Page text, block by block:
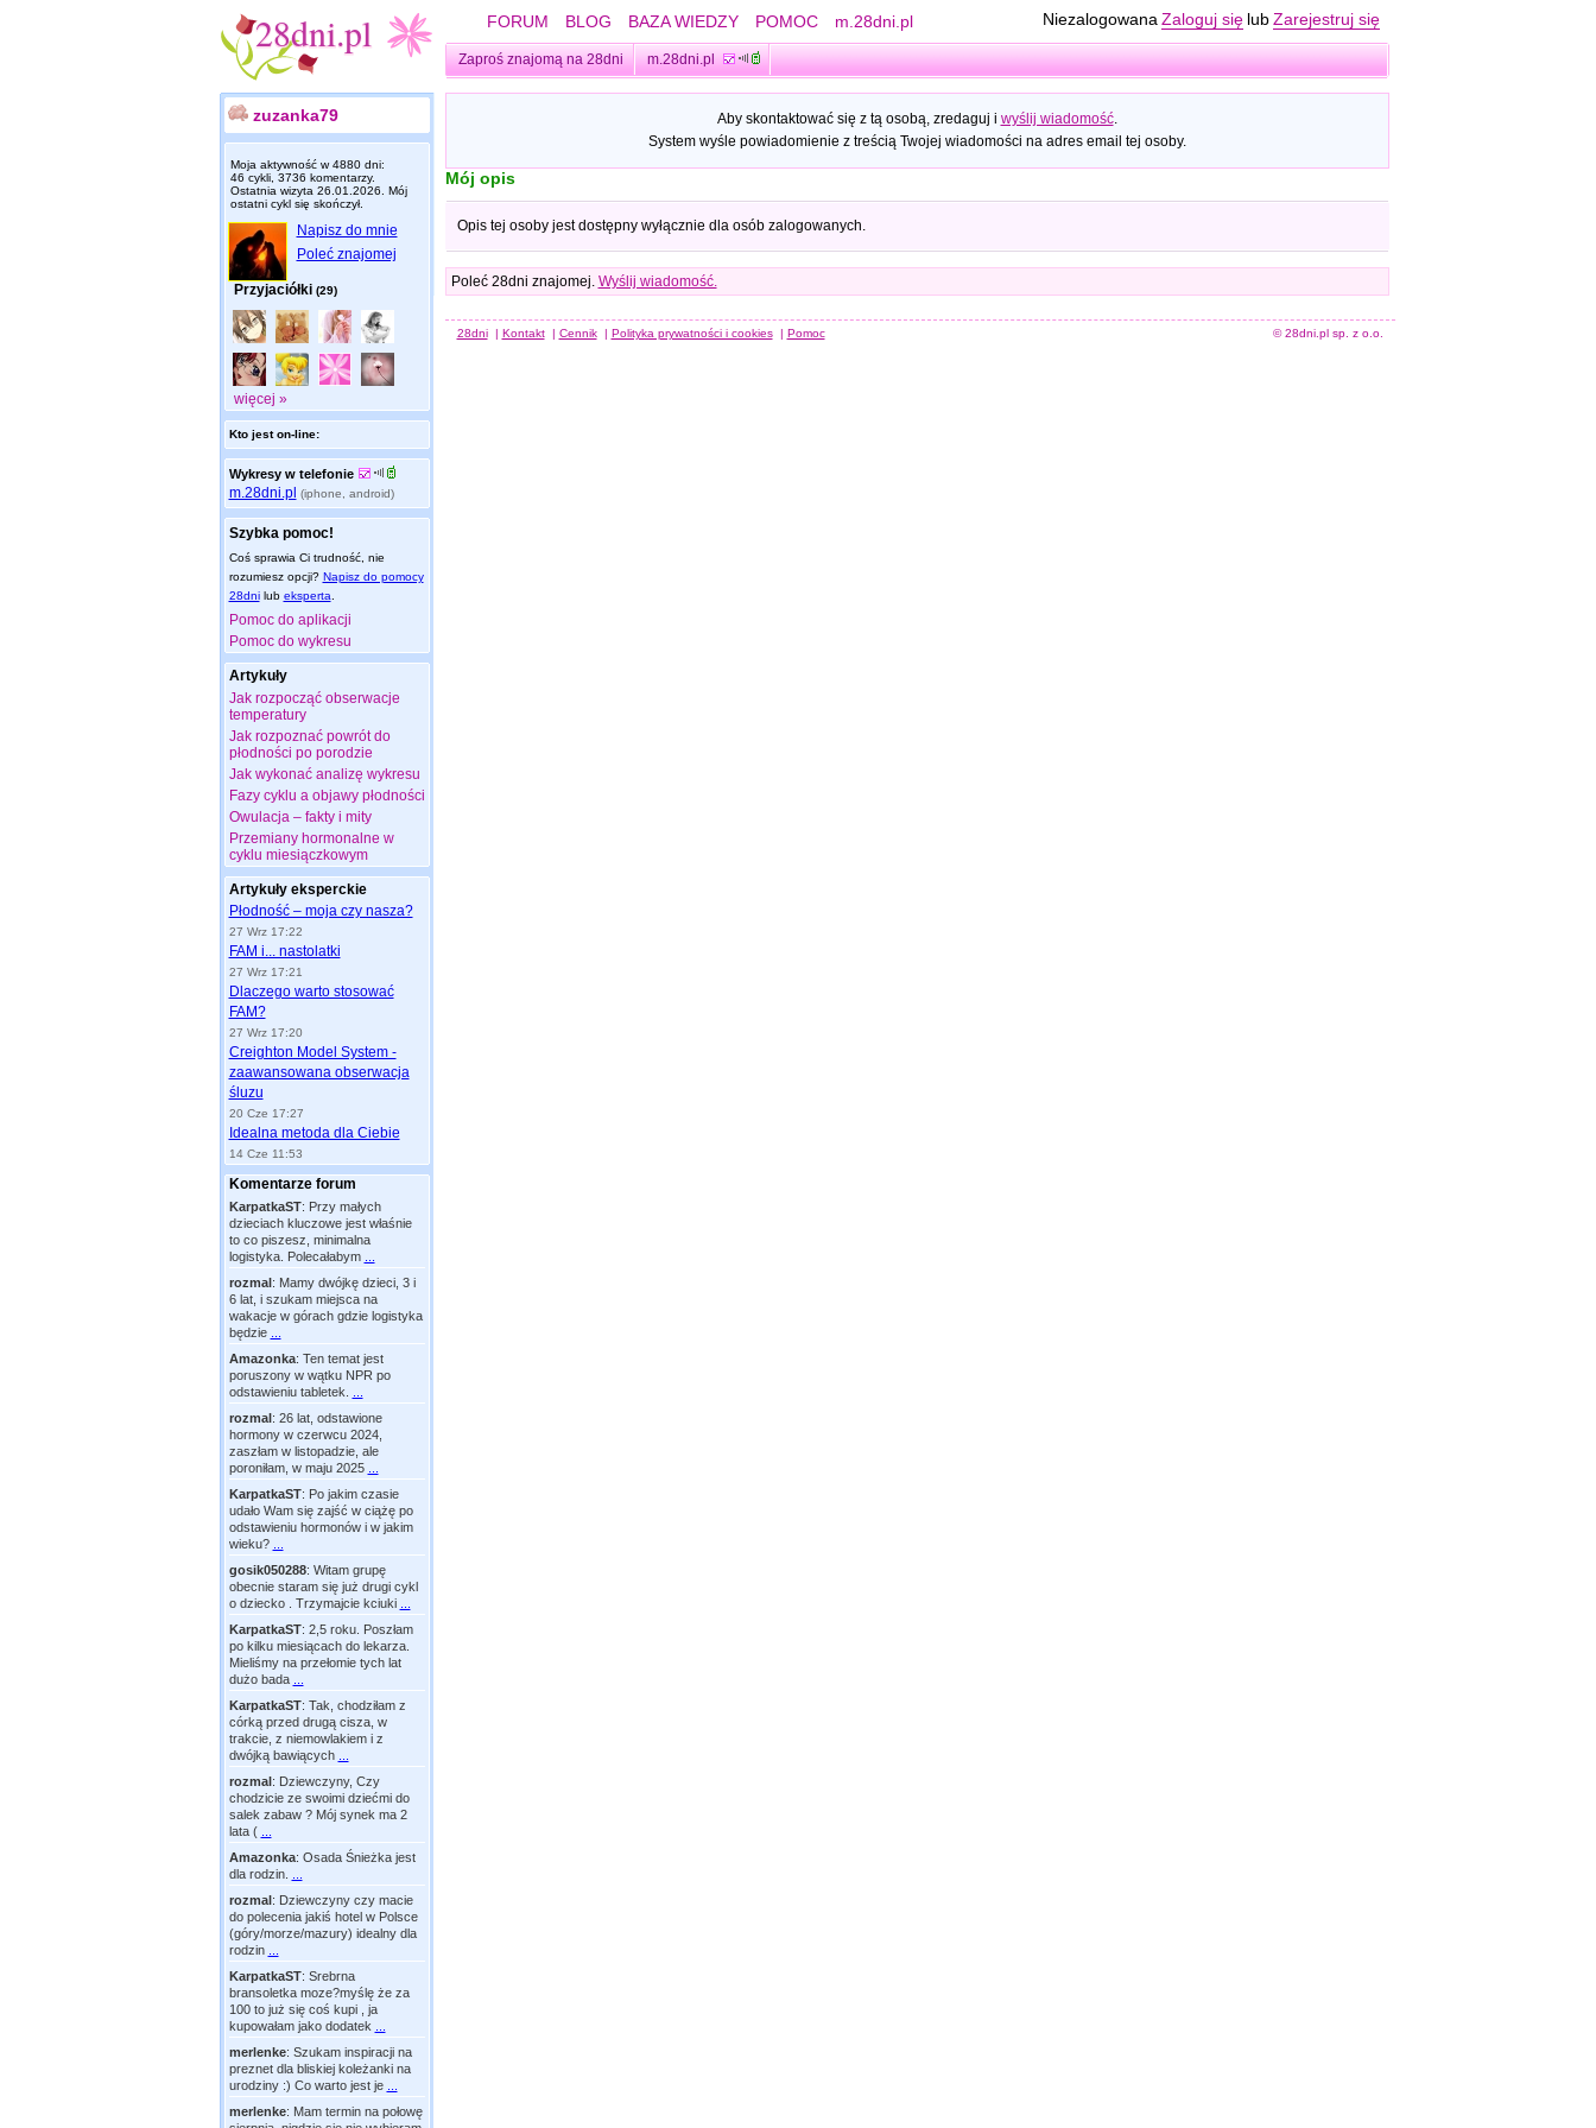
FORUM BLOG BAZA WIEDZY POMOC m.28dni.pl Niezalogowana Zaloguj się lub Zarejestruj się
Zaproś znajomą na 28dni m.28dni.pl
zuzanka79
Moja aktywność w 4880 dni:
46 cykli, 3736 komentarzy.
Ostatnia wizyta 26.01.2026 . Mój
ostatni cykl się skończył.
Napisz do mnie
Poleć znajomej
Przyjaciółki (29)
więcej »
Kto jest on-line:
Wykresy w telefonie
m.28dni.pl (iphone, android)
Szybka pomoc!
Coś sprawia Ci trudność, nie
rozumiesz opcji? Napisz do pomocy
28dnilub eksperta
Pomoc do aplikacji
Pomoc do wykresu
Artykuły
Jak rozpocząć obserwacje
temperatury
Jak rozpoznać powrót do
płodności po porodzie
Jak wykonać analizę wykresu
Fazy cyklu a objawy płodności
Owulacja – fakty i mity
Przemiany hormonalne w
cyklu miesiączkowym
Artykuły eksperckie
Płodność – moja czy nasza?
27 Wrz 17:22
FAM i... nastolatki
27 Wrz 17:21
Dlaczego warto stosować
FAM?
27 Wrz 17:20
Creighton Model System -
zaawansowana obserwacja
śluzu
20 Cze 17:27
Idealna metoda dla Ciebie
14 Cze 11:53
Komentarze forum
KarpatkaST: Przy małych
dzieciach kluczowe jest właśnie
to co piszesz, minimalna
logistyka. Polecałabym
rozmal: Mamy dwójkę dzieci, 3 i
6 lat, i szukam miejsca na
wakacje w górach gdzie logistyka
będzie
Amazonka: Ten temat jest
poruszony w wątku NPR po
odstawieniu tabletek.
rozmal: 26 lat, odstawione
hormony w czerwcu 2024,
zaszłam w listopadzie, ale
poroniłam, w maju 2025
KarpatkaST: Po jakim czasie
udało Wam się zajść w ciążę po
odstawieniu hormonów i w jakim
wieku?
gosik050288: Witam grupę
obecnie staram się już drugi cykl
o dziecko . Trzymajcie kciuki
KarpatkaST: 2,5 roku. Poszłam
po kilku miesiącach do lekarza.
Mieliśmy na przełomie tych lat
dużo bada
KarpatkaST: Tak, chodziłam z
córką przed drugą cisza, w
trakcie, z niemowlakiem i z
dwójką bawiących
rozmal: Dziewczyny, Czy
chodzicie ze swoimi dziećmi do
salek zabaw ? Mój synek ma 2
lata (
Amazonka: Osada Śnieżka jest
dla rodzin.
rozmal: Dziewczyny czy macie
do polecenia jakiś hotel w Polsce
(góry/morze/mazury) idealny dla
rodzin
KarpatkaST: Srebrna
bransoletka moze?myślę że za
100 to już się coś kupi , ja
kupowałam jako dodatek
merlenke: Szukam inspiracji na
preznet dla bliskiej koleżanki na
urodziny :) Co warto jest je
merlenke: Mam termin na połowę
Aby skontaktować się z tą osobą, zredaguj i wyślij wiadomość.
System wyśle powiadomienie z treścią Twojej wiadomości na adres email tej osoby.
Mój opis
Opis tej osoby jest dostępny wyłącznie dla osób zalogowanych.
Poleć 28dni znajomej. Wyślij wiadomość.
28dni | Kontakt | Cennik | Polityka prywatności i cookies | Pomoc © 28dni.pl sp. z o.o.